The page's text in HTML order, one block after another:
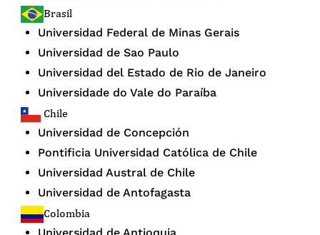
Brasil
Universidad Federal de Minas Gerais
Universidad de Sao Paulo
Universidad del Estado de Rio de Janeiro
Universidade do Vale do Paraíba
Chile
Universidad de Concepción
Pontificia Universidad Católica de Chile
Universidad Austral de Chile
Universidad de Antofagasta
Colombia